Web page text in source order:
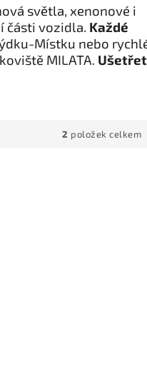
světla, xenonové i
části vozidla. Každé
Místku nebo
MILATA.
2 položek celkem